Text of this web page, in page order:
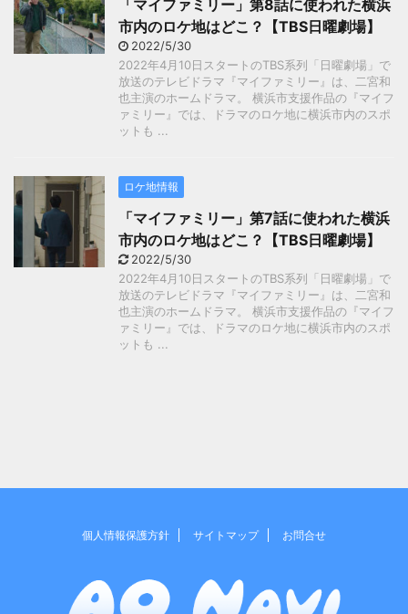
「マイファミリー」第8話に使われた横浜
市内のロケ地はどこ？【TBS日曜劇場】
2022/5/30
2022年4月10日スタートのTBS系列「日曜劇場」で
放送のテレビドラマ『マイファミリー』は、二宮和
也主演のホームドラマ。 横浜市支援作品の『マイフ
ァミリー』では、ドラマのロケ地に横浜市内のスポ
ットも ...
ロケ地情報
「マイファミリー」第7話に使われた横浜
市内のロケ地はどこ？【TBS日曜劇場】
2022/5/30
2022年4月10日スタートのTBS系列「日曜劇場」で
放送のテレビドラマ『マイファミリー』は、二宮和
也主演のホームドラマ。 横浜市支援作品の『マイフ
ァミリー』では、ドラマのロケ地に横浜市内のスポ
ットも ...
個人情報保護方針 サイトマップ お問合せ